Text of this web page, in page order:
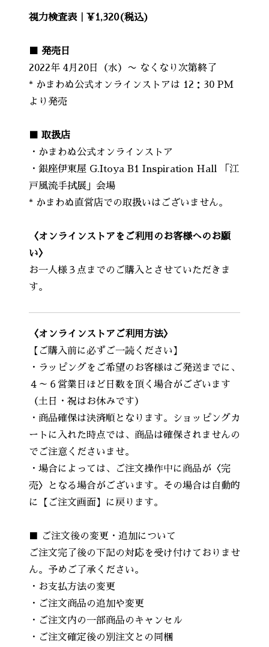
視力検査表｜¥1,320(税込)
■ 発売日
2022年 4月20日（水）〜 なくなり次第終了
* かまわぬ公式オンラインストアは 12：30 PM
より発売
■ 取扱店
・かまわぬ公式オンラインストア
・銀座伊東屋 G.Itoya B1 Inspiration Hall 「江
戸風流手拭展」会場
* かまわぬ直営店での取扱いはございません。
〈オンラインストアをご利用のお客様へのお願
い〉
お一人様３点までのご購入とさせていただきま
す。
〈オンラインストアご利用方法〉
【ご購入前に必ずご一読ください】
・ラッピングをご希望のお客様はご発送までに、
４～６営業日ほど日数を頂く場合がございます
（土日・祝はお休みです）
・商品確保は決済順となります。ショッピングカ
ートに入れた時点では、商品は確保されませんの
でご注意くださいませ。
・場合によっては、ご注文操作中に商品が〈完
売〉となる場合がございます。その場合は自動的
に【ご注文画面】に戻ります。
■ ご注文後の変更・追加について
ご注文完了後の下記の対応を受け付けておりませ
ん。予めご了承ください。
・お支払方法の変更
・ご注文商品の追加や変更
・ご注文内の一部商品のキャンセル
・ご注文確定後の別注文との同梱